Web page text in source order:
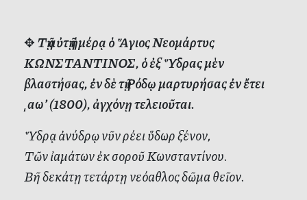
✥Τῇ αὐτῇ ἡμέρᾳ ὁ Ἅγιος Νεομάρτυς
ΚΩΝΣΤΑΝΤΙΝΟΣ, ὁ ἐξ Ὕδρας μὲν
βλαστήσας, ἐν δὲ τῇ Ρόδῳ μαρτυρήσας ἐν ἔτει
͵αω’ (1800), ἀγχόνῃ τελειοῦται.
Ὕδρᾳ ἀνύδρῳ νῦν ρέει ὕδωρ ξένον,
Τῶν ἰαμάτων ἐκ σοροῦ Κωνσταντίνου.
Βῆ δεκάτῃ τετάρτῃ νεόαθλος δῶμα θεῖον.